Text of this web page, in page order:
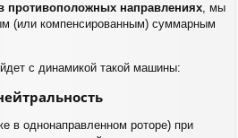
направлениях, мы
(или компенсированным) суммарным
с динамикой такой машины:
в однонаправленном роторе) при